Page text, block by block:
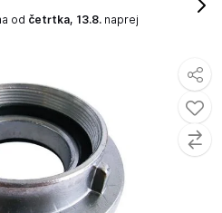
od četrtka, 13.8. naprej